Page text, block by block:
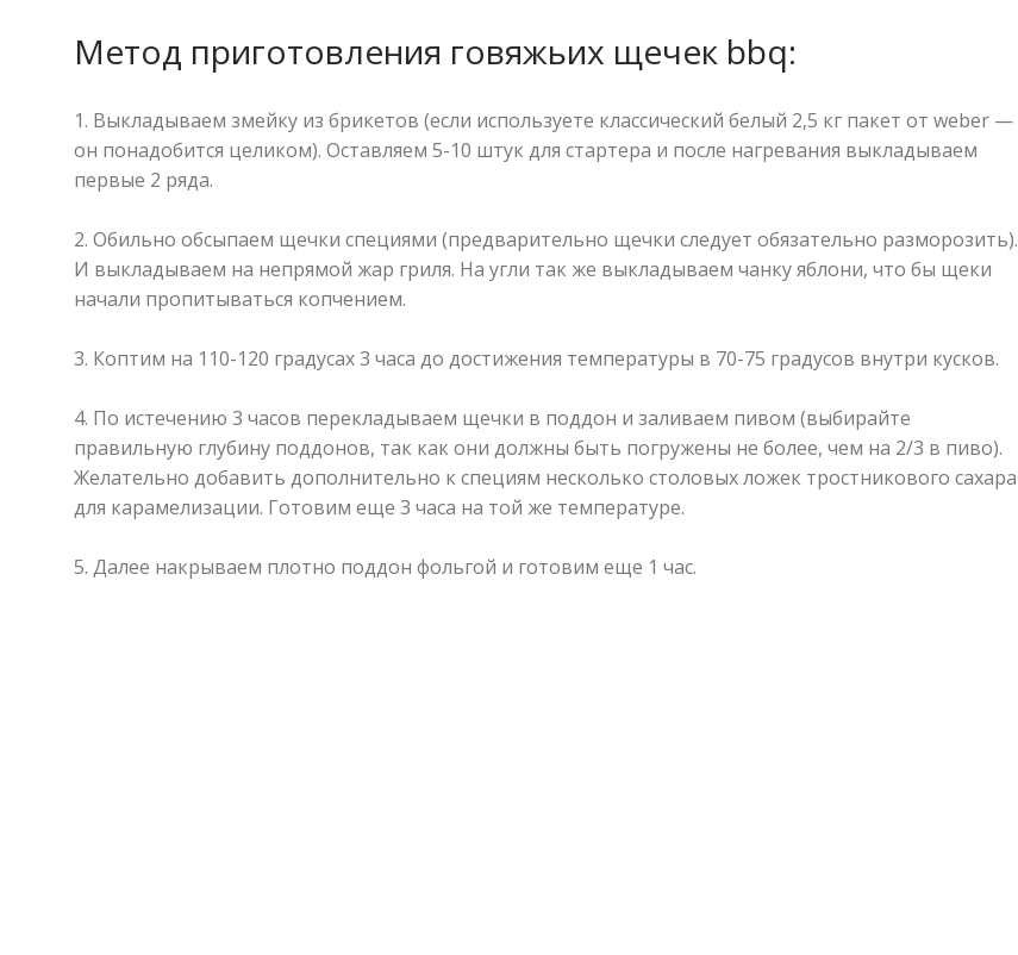
Метод приготовления говяжьих щечек bbq:
1. Выкладываем змейку из брикетов (если используете классический белый 2,5 кг пакет от weber —
он понадобится целиком). Оставляем 5-10 штук для стартера и после нагревания выкладываем
первые 2 ряда.
2. Обильно обсыпаем щечки специями (предварительно щечки следует обязательно разморозить).
И выкладываем на непрямой жар гриля. На угли так же выкладываем чанку яблони, что бы щеки
начали пропитываться копчением.
3. Коптим на 110-120 градусах 3 часа до достижения температуры в 70-75 градусов внутри кусков.
4. По истечению 3 часов перекладываем щечки в поддон и заливаем пивом (выбирайте
правильную глубину поддонов, так как они должны быть погружены не более, чем на 2/3 в пиво).
Желательно добавить дополнительно к специям несколько столовых ложек тростникового сахара
для карамелизации. Готовим еще 3 часа на той же температуре.
5. Далее накрываем плотно поддон фольгой и готовим еще 1 час.